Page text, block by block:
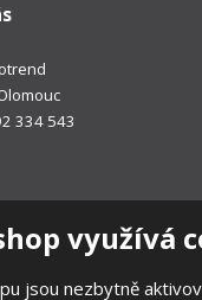
využívá
jsou nezbytně
334 543